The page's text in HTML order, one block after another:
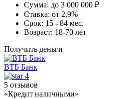
Сумма: до 3 000 000 ₽
Ставка: от 2,9%
Срок: 15 - 84 мес.
Возраст: 18-70 лет
Получить деньги
ВТБ Банк
4
5 отзывов
«Кредит наличными»